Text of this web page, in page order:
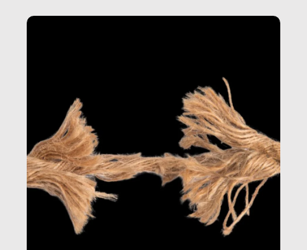
dietro gli oggetti e i servizi che fanno la nostra vita